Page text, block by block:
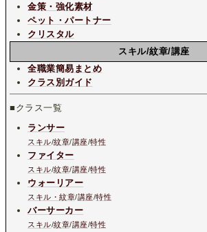
金策・強化素材
ペット・パートナー
クリスタル
スキル/紋章/講座
全職業簡易まとめ
クラス別ガイド
■クラス一覧
ランサー
スキル/紋章/講座/特性
ファイター
スキル/紋章/講座/特性
ウォーリアー
スキル・紋章/講座/特性
バーサーカー
スキル/紋章/講座/特性